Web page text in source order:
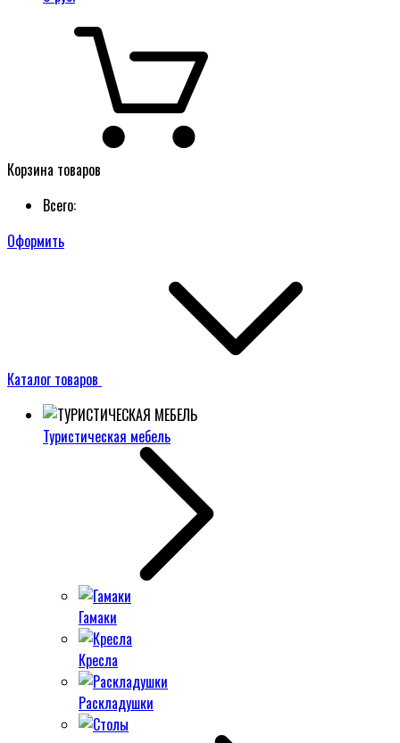
Корзина товаров
Всего:
Оформить
Каталог товаров
Туристическая мебель
Гамаки
Кресла
Раскладушки